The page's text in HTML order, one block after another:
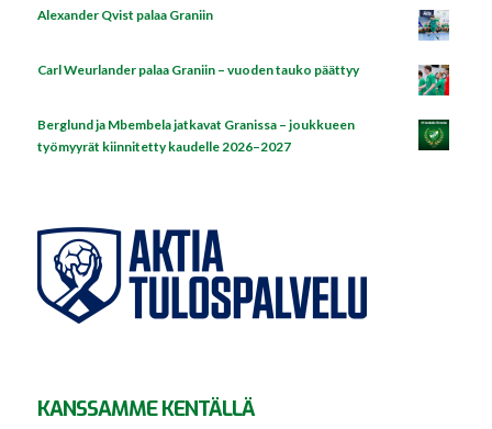
Alexander Qvist palaa Graniin
Carl Weurlander palaa Graniin – vuoden tauko päättyy
Berglund ja Mbembela jatkavat Granissa – joukkueen
työmyyrät kiinnitetty kaudelle 2026–2027
KANSSAMME KENTÄLLÄ